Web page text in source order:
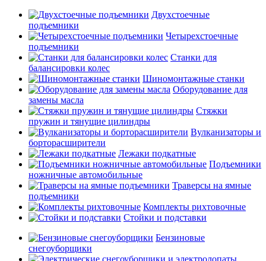
Двухстоечные
подъемники
Четырехстоечные
подъемники
Станки для
балансировки колес
Шиномонтажные станки
Оборудование для
замены масла
Стяжки
пружин и тянущие цилиндры
Вулканизаторы и
борторасширители
Лежаки подкатные
Подъемники
ножничные автомобильные
Траверсы на ямные
подъемники
Комплекты рихтовочные
Стойки и подставки
Бензиновые
снегоуборщики